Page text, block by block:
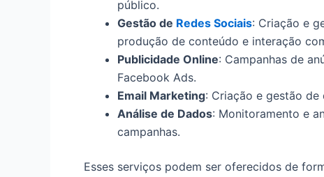
público.
Gestão de Redes Sociais: Criação e
produção de conteúdo e interação
Publicidade Online: Campanhas de
Facebook Ads.
Email Marketing: Criação e gestão de
Análise de Dados: Monitoramento e
campanhas.
Esses serviços podem ser oferecidos de